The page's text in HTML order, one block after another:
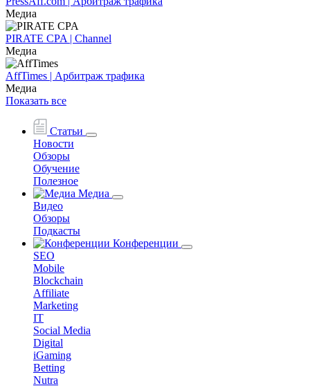
Медиа
PIRATE CPA | Channel
Медиа
AffTimes | Арбитраж трафика
Медиа
Показать все
Статьи
Новости
Обзоры
Обучение
Полезное
Медиа
Видео
Обзоры
Подкасты
Конференции
SEO
Mobile
Blockchain
Affiliate
Marketing
IT
Social Media
Digital
iGaming
Betting
Nutra